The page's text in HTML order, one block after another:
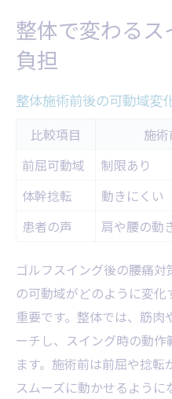
整体で変わる
負担
整体施術前後の可動域変
比較項目 施術
前屈可動域
制限あり
体幹捻転
動きにくい
患者の声
肩や腰の動
ゴルフスイング後の腰痛
の可動域がどのように変
重要です。整体では、筋
ーチし、スイング時の動
ます。施術前は前屈や捻
スムーズに動かせるよう